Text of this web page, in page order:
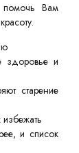
Вам
здоровье и
старение
и список